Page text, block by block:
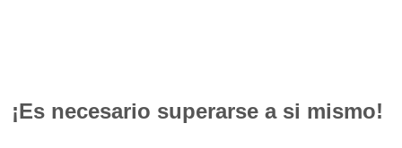
¡Es necesario superarse a si mismo!